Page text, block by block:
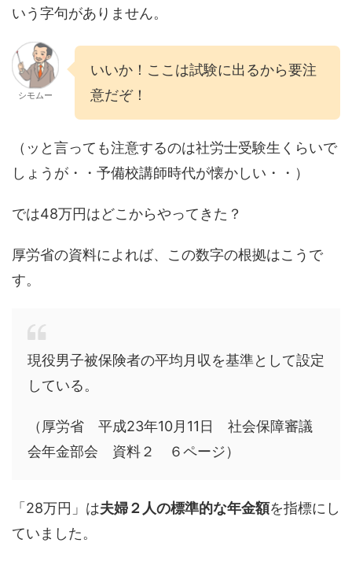
いう字句がありません。
シモムー
いいか！ここは試験に出るから要注
意だぞ！
（ッと言っても注意するのは社労士受験生くらいで
しょうが・・予備校講師時代が懐かしい・・）
では48万円はどこからやってきた？
厚労省の資料によれば、この数字の根拠はこうで
す。
現役男子被保険者の平均月収を基準として設定
している。
（厚労省 平成23年10月11日 社会保障審議
会年金部会 資料２ ６ページ）
「28万円」は夫婦２人の標準的な年金額を指標にし
ていました。